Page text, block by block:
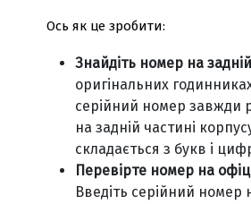
Ось як це зробити:
Знайдіть номер на
оригінальних
серійний номер завжди
на задній частині
складається з букв і
Перевірте номер на
Введіть серійний номер